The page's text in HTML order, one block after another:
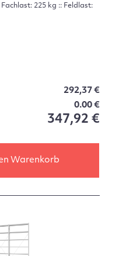
225 kg :: Feldlast:
292,37 €
0.00 €
347,92 €
Warenkorb